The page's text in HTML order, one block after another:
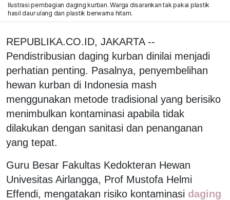
Ilustrasi pembagian daging kurban. Warga disarankan tak pakai plastik
hasil daur ulang dan plastik berwarna hitam.
REPUBLIKA.CO.ID, JAKARTA --
Pendistribusian daging kurban dinilai menjadi
perhatian penting. Pasalnya, penyembelihan
hewan kurban di Indonesia mash
menggunakan metode tradisional yang berisiko
menimbulkan kontaminasi apabila tidak
dilakukan dengan sanitasi dan penanganan
yang tepat.
Guru Besar Fakultas Kedokteran Hewan
Univesitas Airlangga, Prof Mustofa Helmi
Effendi, mengatakan risiko kontaminasi daging